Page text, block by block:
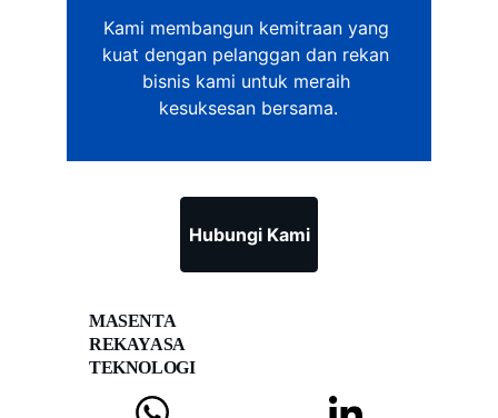
Kami membangun kemitraan yang
kuat dengan pelanggan dan rekan
bisnis kami untuk meraih
kesuksesan bersama.
Hubungi Kami
MASENTA
REKAYASA
TEKNOLOGI